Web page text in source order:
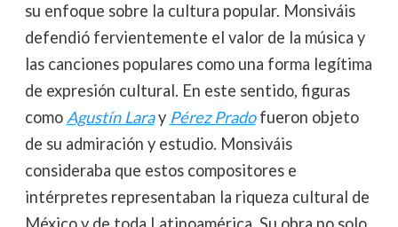
su enfoque sobre la cultura popular. Monsiváis
defendió fervientemente el valor de la música y
las canciones populares como una forma legítima
de expresión cultural. En este sentido, figuras
como Agustín Laray Pérez Pradofueron objeto
de su admiración y estudio. Monsiváis
consideraba que estos compositores e
intérpretes representaban la riqueza cultural de